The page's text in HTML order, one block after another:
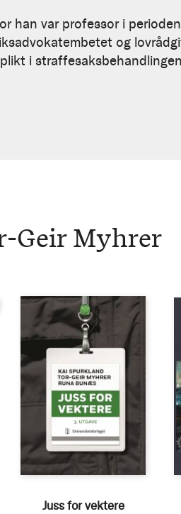
han var professor i
og
i
Geir Myhrer
Juss for vektere